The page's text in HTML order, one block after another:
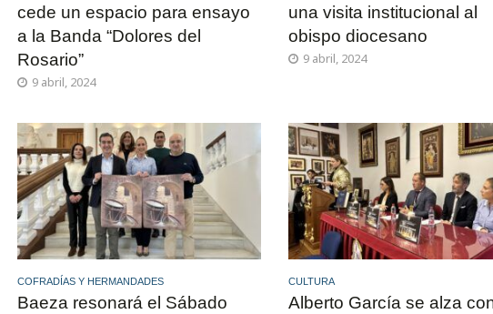
cede un espacio para ensayo
a la Banda “Dolores del
Rosario”
9 abril, 2024
una visita institucional al
obispo diocesano
9 abril, 2024
COFRADÍAS Y HERMANDADES
Baeza resonará el Sábado
CULTURA
Alberto García se alza